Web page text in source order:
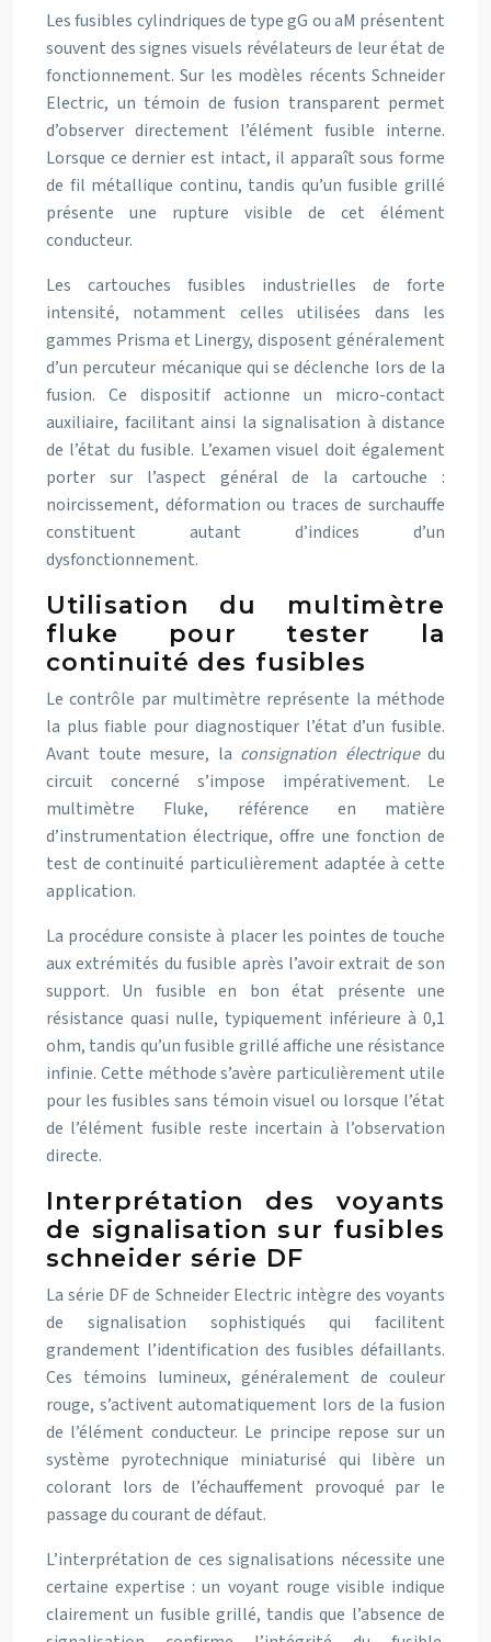
Les fusibles cylindriques de type gG ou aM présentent
souvent des signes visuels révélateurs de leur état de
fonctionnement. Sur les modèles récents Schneider
Electric, un témoin de fusion transparent permet
d’observer directement l’élément fusible interne.
Lorsque ce dernier est intact, il apparaît sous forme
de fil métallique continu, tandis qu’un fusible grillé
présente une rupture visible de cet élément
conducteur.
Les cartouches fusibles industrielles de forte
intensité, notamment celles utilisées dans les
gammes Prisma et Linergy, disposent généralement
d’un percuteur mécanique qui se déclenche lors de la
fusion. Ce dispositif actionne un micro-contact
auxiliaire, facilitant ainsi la signalisation à distance
de l’état du fusible. L’examen visuel doit également
porter sur l’aspect général de la cartouche :
noircissement, déformation ou traces de surchauffe
constituent autant d’indices d’un
dysfonctionnement.
Utilisation du multimètre
fluke pour tester la
continuité des fusibles
Le contrôle par multimètre représente la méthode
la plus fiable pour diagnostiquer l’état d’un fusible.
Avant toute mesure, la consignation électrique du
circuit concerné s’impose impérativement. Le
multimètre Fluke, référence en matière
d’instrumentation électrique, offre une fonction de
test de continuité particulièrement adaptée à cette
application.
La procédure consiste à placer les pointes de touche
aux extrémités du fusible après l’avoir extrait de son
support. Un fusible en bon état présente une
résistance quasi nulle, typiquement inférieure à 0,1
ohm, tandis qu’un fusible grillé affiche une résistance
infinie. Cette méthode s’avère particulièrement utile
pour les fusibles sans témoin visuel ou lorsque l’état
de l’élément fusible reste incertain à l’observation
directe.
Interprétation des voyants
de signalisation sur fusibles
schneider série DF
La série DF de Schneider Electric intègre des voyants
de signalisation sophistiqués qui facilitent
grandement l’identification des fusibles défaillants.
Ces témoins lumineux, généralement de couleur
rouge, s’activent automatiquement lors de la fusion
de l’élément conducteur. Le principe repose sur un
système pyrotechnique miniaturisé qui libère un
colorant lors de l’échauffement provoqué par le
passage du courant de défaut.
L’interprétation de ces signalisations nécessite une
certaine expertise : un voyant rouge visible indique
clairement un fusible grillé, tandis que l’absence de